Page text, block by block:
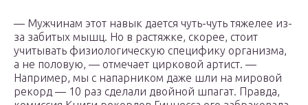
— Мужчинам этот навык дается чуть-чуть тяжелее из-
за забитых мышц. Но в растяжке, скорее, стоит
учитывать физиологическую специфику организма,
а не половую, — отмечает цирковой артист. —
Например, мы с напарником даже шли на мировой
рекорд — 10 раз сделали двойной шпагат. Правда,